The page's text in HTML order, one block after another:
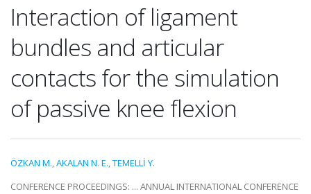
Interaction of ligament
bundles and articular
contacts for the simulation
of passive knee flexion
ÖZKAN M.,AKALAN N. E.,TEMELLİ Y.
CONFERENCE PROCEEDINGS: ... ANNUAL INTERNATIONAL CONFERENCE